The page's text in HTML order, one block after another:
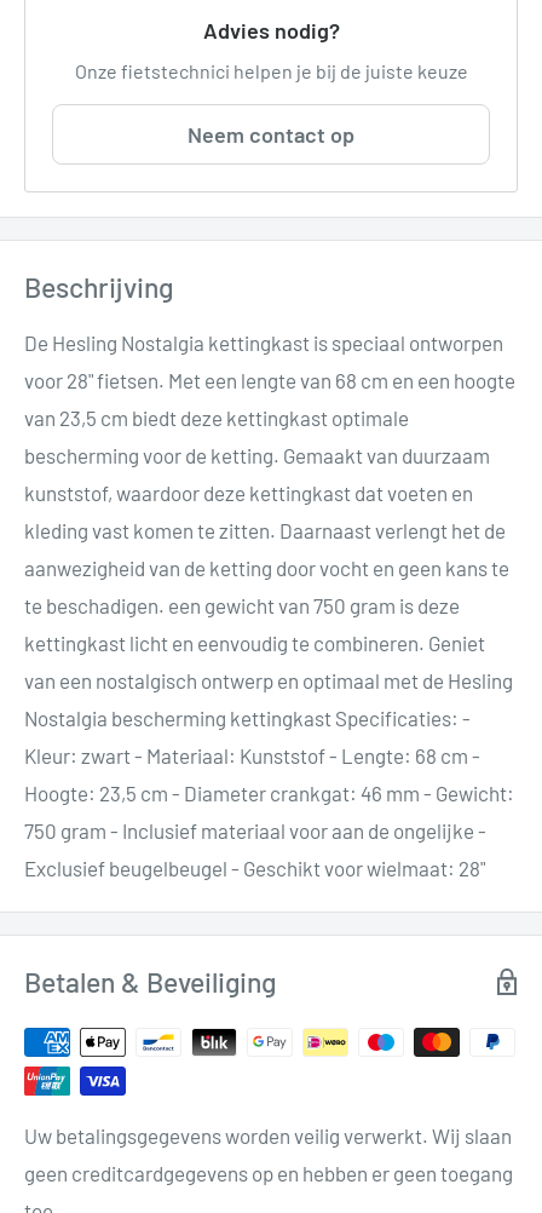
Advies nodig?
Onze fietstechnici helpen je bij de juiste keuze
Neem contact op
Beschrijving
De Hesling Nostalgia kettingkast is speciaal ontworpen
voor 28" fietsen. Met een lengte van 68 cm en een hoogte
van 23,5 cm biedt deze kettingkast optimale
bescherming voor de ketting. Gemaakt van duurzaam
kunststof, waardoor deze kettingkast dat voeten en
kleding vast komen te zitten. Daarnaast verlengt het de
aanwezigheid van de ketting door vocht en geen kans te
te beschadigen. een gewicht van 750 gram is deze
kettingkast licht en eenvoudig te combineren. Geniet
van een nostalgisch ontwerp en optimaal met de Hesling
Nostalgia bescherming kettingkast Specificaties: -
Kleur: zwart - Materiaal: Kunststof - Lengte: 68 cm -
Hoogte: 23,5 cm - Diameter crankgat: 46 mm - Gewicht:
750 gram - Inclusief materiaal voor aan de ongelijke -
Exclusief beugelbeugel - Geschikt voor wielmaat: 28"
Betalen & Beveiliging
Uw betalingsgegevens worden veilig verwerkt. Wij slaan
geen creditcardgegevens op en hebben er geen toegang